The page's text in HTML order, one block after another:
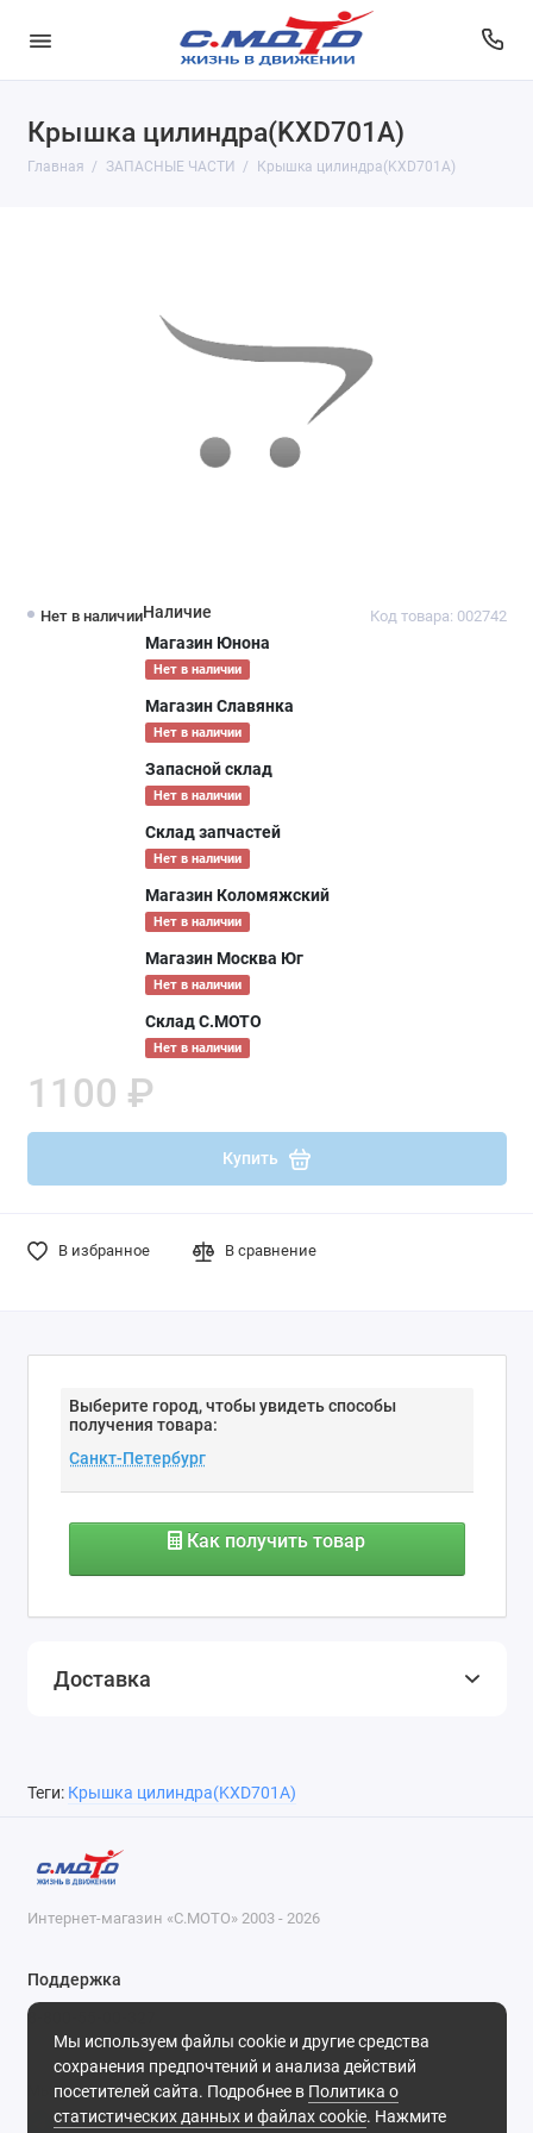
Крышка цилиндра(KXD701A)
Главная ЗАПАСНЫЕ ЧАСТИ Крышка цилиндра(KXD701A)
Нет в наличии Код товара: 002742
Наличие
Магазин Юнона
Нет в наличии
Магазин Славянка
Нет в наличии
Запасной склад
Нет в наличии
Склад запчастей
Нет в наличии
Магазин Коломяжский
Нет в наличии
Магазин Москва Юг
Нет в наличии
Склад С.МОТО
Нет в наличии
1100 ₽
Купить
В избранное В сравнение
Выберите город, чтобы увидеть способы
получения товара:
Как получить товар
Доставка
Теги: Крышка цилиндра(KXD701A)
Мы используем файлы cookie и другие средства
сохранения предпочтений и анализа действий
посетителей сайта. Подробнее в Политика о
статистических данных и файлах cookie. Нажмите
Интернет-магазин «С.МОТО» 2003 - 2026
Поддержка
8-800-55-00-327
Будни, с 09-30 до 18-30
Мы в сети